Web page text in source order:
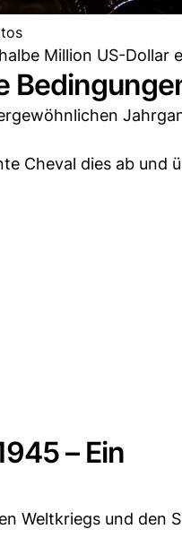
Million US-Dollar
Cheval dies ab und
– Ein
Weltkriegs und den